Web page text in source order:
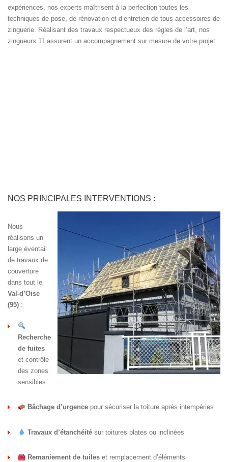
expériences, nos experts maîtrisent à la perfection toutes les
techniques de pose, de rénovation et d’entretien de tous accessoires de
zinguerie. Réalisant des travaux respectueux des règles de l’art, nos
zingueurs 11 assurent un accompagnement sur mesure de votre projet.
NOS PRINCIPALES INTERVENTIONS :
Nous
réalisons un
large éventail
de travaux de
couverture
dans tout le
Val-d’Oise
(95) :
Recherche
de fuites
et contrôle
des zones
sensibles
Bâchage d’urgencepour sécuriser la toiture après intempéries
Travaux d’étanchéitésur toitures plates ou inclinées
Remaniement de tuileset remplacement d’éléments